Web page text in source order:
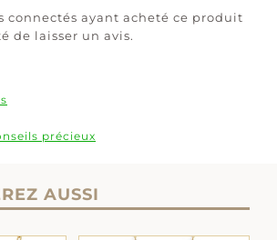
connectés ayant acheté ce produit
de laisser un avis.
précieux
AUSSI